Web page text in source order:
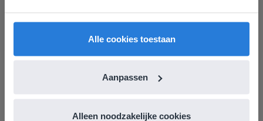
Alle cookies toestaan
Aanpassen
Alleen noodzakelijke cookies
Les 11
Groep 8, Blok 10, Week 2, Les 6
English
Vlaanderen